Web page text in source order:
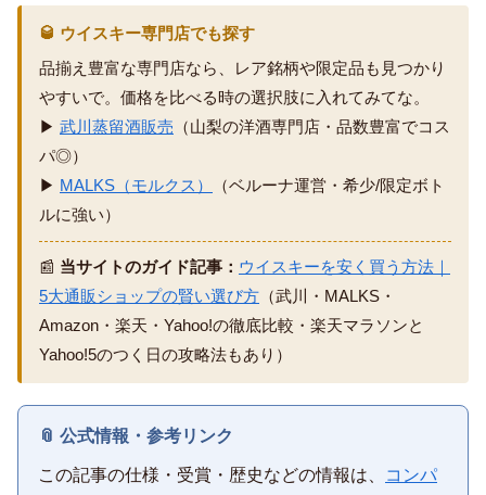
🥃 ウイスキー専門店でも探す
品揃え豊富な専門店なら、レア銘柄や限定品も見つかり
やすいで。価格を比べる時の選択肢に入れてみてな。
▶ 武川蒸留酒販売 （山梨の洋酒専門店・品数豊富でコス
パ◎）
▶ MALKS（モルクス）
（ベルーナ運営・希少/限定ボト
ルに強い）
📰 当サイトのガイド記事： ウイスキーを安く買う方法｜
5大通販ショップの賢い選び方 （武川・MALKS・
Amazon・楽天・Yahoo!の徹底比較・楽天マラソンと
Yahoo!5のつく日の攻略法もあり）
📎 公式情報・参考リンク
この記事の仕様・受賞・歴史などの情報は、
コンパ